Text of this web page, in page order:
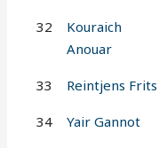
32
Kouraich
Anouar
33 Reintjens Frits
34 Yair Gannot